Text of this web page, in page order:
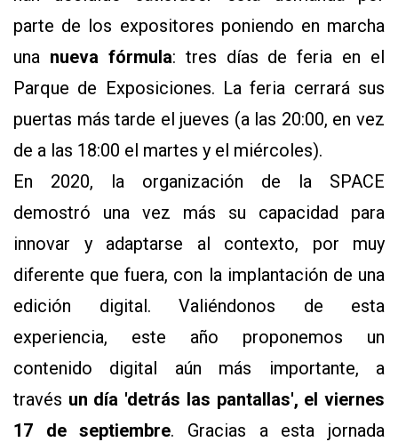
parte de los expositores poniendo en marcha
una nueva fórmula: tres días de feria en el
Parque de Exposiciones. La feria cerrará sus
puertas más tarde el jueves (a las 20:00, en vez
de a las 18:00 el martes y el miércoles).
En 2020, la organización de la SPACE
demostró una vez más su capacidad para
innovar y adaptarse al contexto, por muy
diferente que fuera, con la implantación de una
edición digital. Valiéndonos de esta
experiencia, este año proponemos un
contenido digital aún más importante, a
través un día 'detrás las pantallas', el viernes
17 de septiembre. Gracias a esta jornada